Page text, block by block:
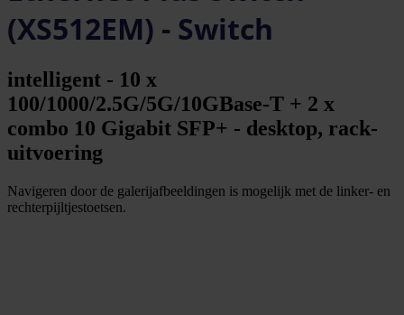
(XS512EM) - Switch
intelligent - 10 x
100/1000/2.5G/5G/10GBase-T + 2 x
combo 10 Gigabit SFP+ - desktop, rack-
uitvoering
Navigeren door de galerijafbeeldingen is mogelijk met de linker- en
rechterpijltjestoetsen.